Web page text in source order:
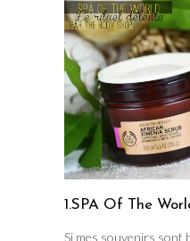
1.SPA Of The
Si mes souvenirs sont